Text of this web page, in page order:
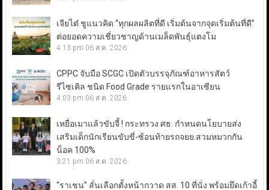
เจียไต๋ ชูแนวคิด “ทุกผลผลิตที่ดี เริ่มต้นจากจุดเริ่มต้นที่ดี”
ต่อยอดความเชี่ยวชาญด้านเมล็ดพันธุ์แตงโม
4:13 pm 06 ส.ค. 2026
CPPC จับมือ SCGC เปิดตัวบรรจุภัณฑ์อาหารสัตว์
รีไซเคิล ชนิด Food Grade รายแรกในอาเซียน
4:03 pm 06 ส.ค. 2026
เหยื่อเมาแล้วขับจี้ ! กระทรวง ศธ. กำหนดนโยบายส่ง
เสริมเด็กนักเรียนขับขี่-ซ้อนท้ายรถจยย.สวมหมวกกัน
น็อค 100%
3:21 pm 06 ส.ค. 2026
“ราเชน” ลั่นเลือกตั้งหน้ากวาด สส. 10 ที่นั่ง พร้อมยึดเก้าอี้